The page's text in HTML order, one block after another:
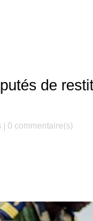
de
|0 commentaire(s)